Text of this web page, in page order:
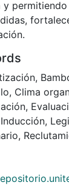
y
,
, Clima
,
Inducción,
,